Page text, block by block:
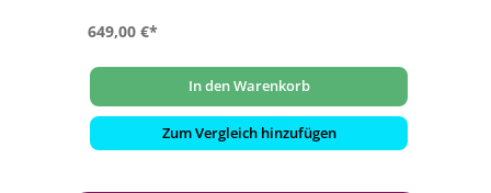
649,00 €*
In den Warenkorb
Zum Vergleich hinzufügen